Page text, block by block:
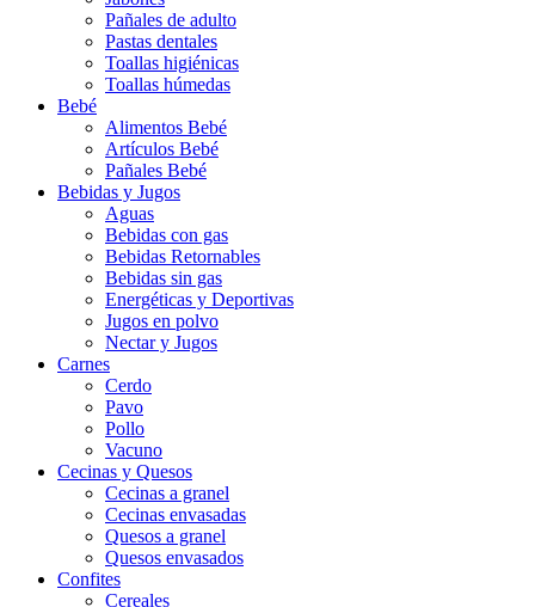
Pañales de adulto
Pastas dentales
Toallas higiénicas
Toallas húmedas
Bebé
Alimentos Bebé
Artículos Bebé
Pañales Bebé
Bebidas y Jugos
Aguas
Bebidas con gas
Bebidas Retornables
Bebidas sin gas
Energéticas y Deportivas
Jugos en polvo
Nectar y Jugos
Carnes
Cerdo
Pavo
Pollo
Vacuno
Cecinas y Quesos
Cecinas a granel
Cecinas envasadas
Quesos a granel
Quesos envasados
Confites
Cereales